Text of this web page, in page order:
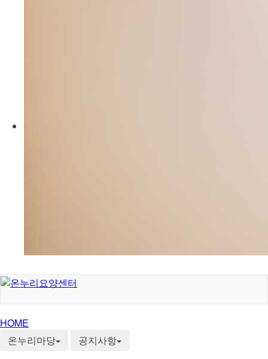
HOME
온누리마당
공지사항